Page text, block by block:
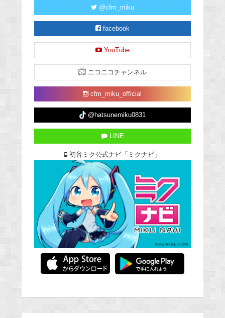
@cfm_miku
facebook
YouTube
ニコニコチャンネル
cfm_miku_official
@hatsunemiku0831
LINE
初音ミク公式ナビ「ミクナビ」